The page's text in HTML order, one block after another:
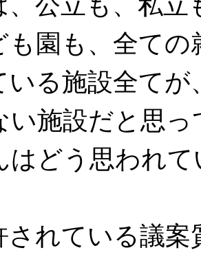
も園も、全て
いる施設全て
い施設だと思っ
はどう思われ
されている議